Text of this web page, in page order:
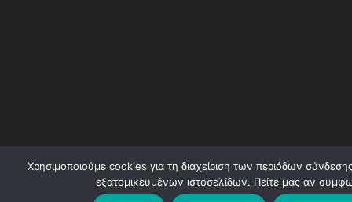
Χρησιμοποιούμε cookies για τη διαχείριση των περιόδων
εξατομικευμένων ιστοσελίδων. Πείτε μας αν